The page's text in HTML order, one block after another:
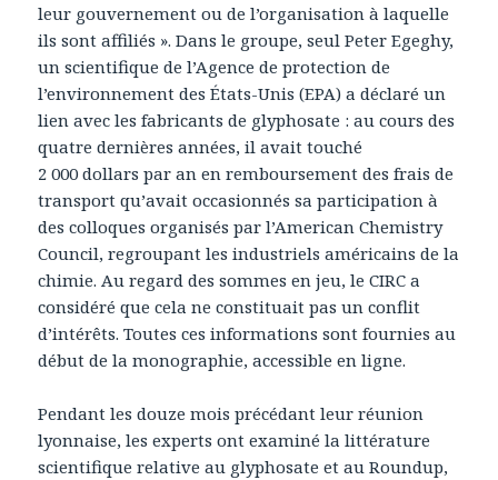
leur gouvernement ou de l’organisation à laquelle
ils sont affiliés ». Dans le groupe, seul Peter Egeghy,
un scientifique de l’Agence de protection de
l’environnement des États-Unis (EPA) a déclaré un
lien avec les fabricants de glyphosate : au cours des
quatre dernières années, il avait touché
2 000 dollars par an en remboursement des frais de
transport qu’avait occasionnés sa participation à
des colloques organisés par l’American Chemistry
Council, regroupant les industriels américains de la
chimie. Au regard des sommes en jeu, le CIRC a
considéré que cela ne constituait pas un conflit
d’intérêts. Toutes ces informations sont fournies au
début de la monographie, accessible en ligne.
Pendant les douze mois précédant leur réunion
lyonnaise, les experts ont examiné la littérature
scientifique relative au glyphosate et au Roundup,